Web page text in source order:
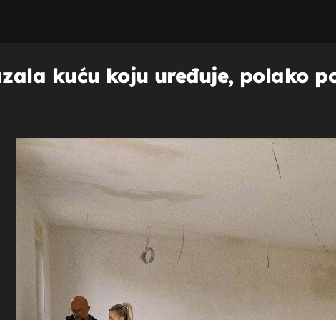
kuću koju uređuje, polako